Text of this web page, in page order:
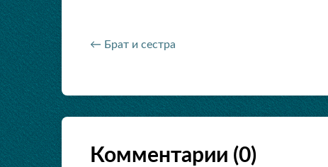
← Брат и сестра
Комментарии (0)